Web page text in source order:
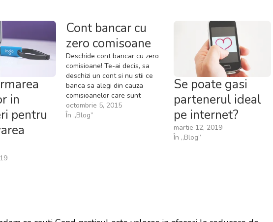
in
pentru
Cont bancar cu
zero comisoane
Deschide cont bancar cu zero
comisioane! Te-ai decis, sa
deschizi un cont si nu stii ce
banca sa alegi din cauza
comisioanelor care sunt
prezente la orice operatiune
pe care o faci? Alege Libra
octombrie 5, 2015
În „Blog”
Se poate gasi
partenerul ideal
pe internet?
martie 12, 2019
În „Blog”